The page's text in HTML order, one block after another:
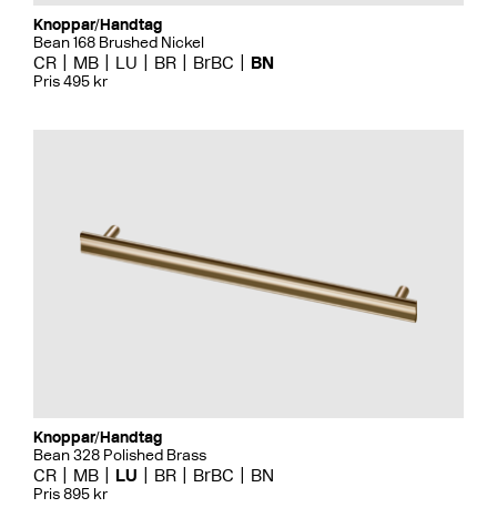
Knoppar/Handtag
Bean 168 Brushed Nickel
CR MB LU BR BrBC BN
Pris 495 kr
Knoppar/Handtag
Bean 328 Polished Brass
CR MB LU BR BrBC BN
Pris 895 kr